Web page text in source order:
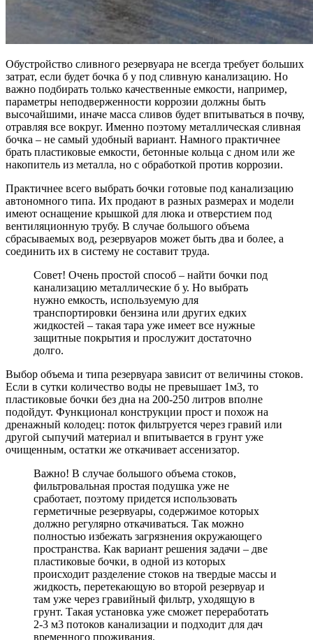
Обустройство сливного резервуара не всегда требует больших
затрат, если будет бочка б у под сливную канализацию. Но
важно подбирать только качественные емкости, например,
параметры неподверженности коррозии должны быть
высочайшими, иначе масса сливов будет впитываться в почву,
отравляя все вокруг. Именно поэтому металлическая сливная
бочка – не самый удобный вариант. Намного практичнее
брать пластиковые емкости, бетонные кольца с дном или же
накопитель из металла, но с обработкой против коррозии.
Практичнее всего выбрать бочки готовые под канализацию
автономного типа. Их продают в разных размерах и модели
имеют оснащение крышкой для люка и отверстием под
вентиляционную трубу. В случае большого объема
сбрасываемых вод, резервуаров может быть два и более, а
соединить их в систему не составит труда.
Совет! Очень простой способ – найти бочки под
канализацию металлические б у. Но выбрать
нужно емкость, используемую для
транспортировки бензина или других едких
жидкостей – такая тара уже имеет все нужные
защитные покрытия и прослужит достаточно
долго.
Выбор объема и типа резервуара зависит от величины стоков.
Если в сутки количество воды не превышает 1м3, то
пластиковые бочки без дна на 200-250 литров вполне
подойдут. Функционал конструкции прост и похож на
дренажный колодец: поток фильтруется через гравий или
другой сыпучий материал и впитывается в грунт уже
очищенным, остатки же откачивает ассенизатор.
Важно! В случае большого объема стоков,
фильтровальная простая подушка уже не
сработает, поэтому придется использовать
герметичные резервуары, содержимое которых
должно регулярно откачиваться. Так можно
полностью избежать загрязнения окружающего
пространства. Как вариант решения задачи – две
пластиковые бочки, в одной из которых
происходит разделение стоков на твердые массы и
жидкость, перетекающую во второй резервуар и
там уже через гравийный фильтр, уходящую в
грунт. Такая установка уже сможет переработать
2-3 м3 потоков канализации и подходит для дач
временного проживания.